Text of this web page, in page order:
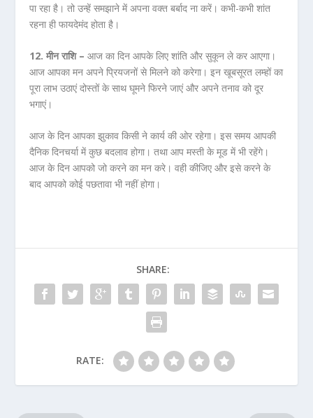
पा रहा है। तो उन्हें समझाने में अपना वक्त बर्बाद ना करें। कभी-कभी शांत
रहना ही फायदेमंद होता है।
12. मीन राशि – आज का दिन आपके लिए शांति और सुकून ले कर आएगा।
आज आपका मन अपने प्रियजनों से मिलने को करेगा। इन खूबसूरत लम्हों का
पूरा लाभ उठाएं दोस्तों के साथ घूमने फिरने जाएं और अपने तनाव को दूर
भगाएं।
आज के दिन आपका झुकाव किसी ने कार्य की ओर रहेगा। इस समय आपकी
दैनिक दिनचर्या में कुछ बदलाव होगा। तथा आप मस्ती के मूड में भी रहेंगे।
आज के दिन आपको जो करने का मन करे। वही कीजिए और इसे करने के
बाद आपको कोई पछतावा भी नहीं होगा।
SHARE:
RATE: